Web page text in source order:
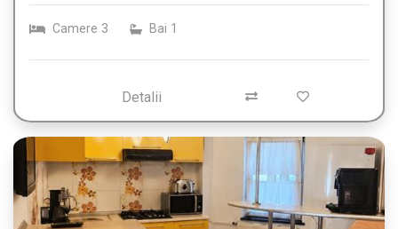
Camere 3 Bai 1
Detalii